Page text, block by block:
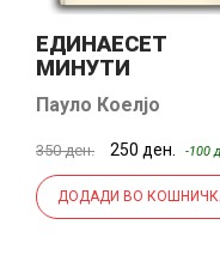
ЕДИНАЕСЕТ
МИНУТИ
Пауло Коелјо
350 ден. 250 ден. -100
ДОДАДИ ВО